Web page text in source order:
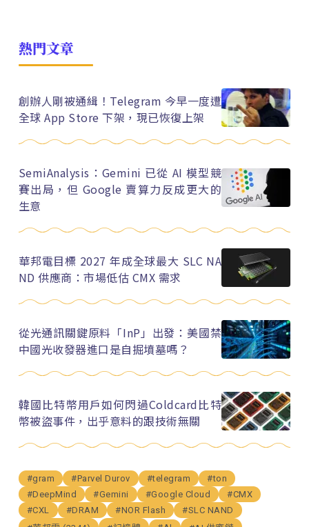
熱門文章
創辦人剛被通緝！Telegram 今早一度遭
全球 App Store 下架，現已恢復上架
SemiAnalysis：Gemini 已從 AI 模型競
賽出局，但 Google 賣算力反成更大的
生意
華邦電目標 2027 年成全球最大 SLC NA
ND 供應商：市場低估 CMX 需求
從光通訊關鍵原料「InP」出發：美國禁
中國光收發器進口是自掘墳墓嗎？
韓國比特幣用戶如何閃過Coldcard比特
幣被盜事件，出乎意料的跟技術無關
#gram #Parvel Durov #telegram
#ton
#DeepMind
#Gemini #Google Cloud
#CMX
#CXL
#DRAM #NOR Flash
#SLC NAND